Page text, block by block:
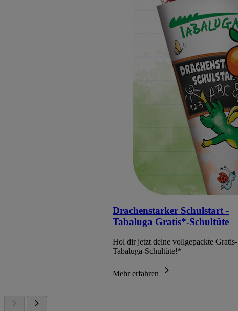
Drachenstarker Schulstart -
Tabaluga Gratis*-Schultüte
Hol dir jetzt deine vollgepackte Gratis-
Tabaluga-Schultüte!*
Mehr erfahren